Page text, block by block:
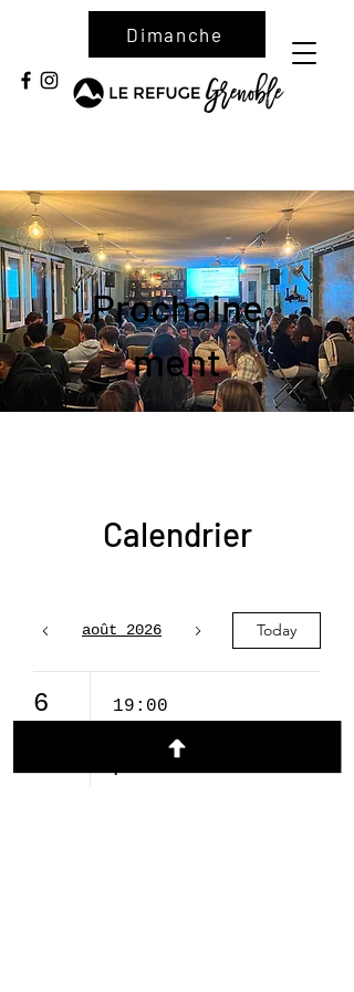
Dimanche
Prochaine
ment
Calendrier
août 2026 Today
6 19:00
Soirée de
prière